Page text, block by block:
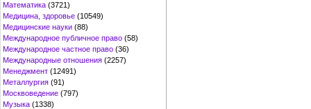
Математика (3721)
Медицина, здоровье (10549)
Медицинские науки (88)
Международное публичное право (58)
Международное частное право (36)
Международные отношения (2257)
Менеджмент (12491)
Металлургия (91)
Москвоведение (797)
Музыка (1338)